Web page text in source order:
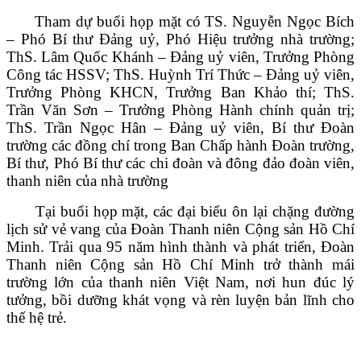
Tham dự buổi họp mặt cóTS. Nguyễn Ngọc Bích
– Phó Bí thư Đảng uỷ, Phó Hiệu trưởng nhà trường;
ThS. Lâm Quốc Khánh – Đảng uỷ viên, Trưởng Phòng
Công tác HSSV; ThS. Huỳnh Trí Thức – Đảng uỷ viên,
Trưởng Phòng KHCN, Trưởng Ban Khảo thí; ThS.
Trần Văn Sơn – Trưởng Phòng Hành chính quản trị;
ThS. Trần Ngọc Hân – Đảng uỷ viên, Bí thư Đoàn
trường các đồng chí trong Ban Chấp hành Đoàn trường,
Bí thư, Phó Bí thư các chi đoàn và đông đảo đoàn viên,
thanh niên của nhà trường
Tại buổi họp mặt, các đại biểu ôn lại chặng đường
lịch sử vẻ vang của Đoàn Thanh niên Cộng sản Hồ Chí
Minh. Trải qua 95 năm hình thành và phát triển, Đoàn
Thanh niên Cộng sản Hồ Chí Minh trở thành mái
trường lớn của thanh niên Việt Nam, nơi hun đúc lý
tưởng, bồi dưỡng khát vọng và rèn luyện bản lĩnh cho
thế hệ trẻ.